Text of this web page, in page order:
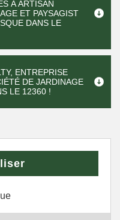
À ARTISAN
ET PAYSAGIST
DANS LE
ENTREPRISE
DE JARDINAGE
LE 12360 !